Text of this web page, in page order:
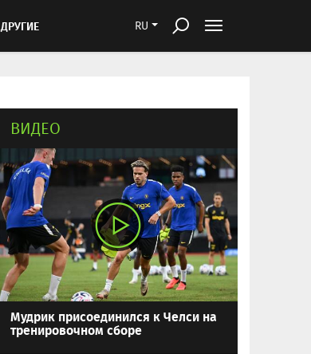
RU
ДРУГИЕ
ВИДЕО
Мудрик присоединился к Челси на
тренировочном сборе